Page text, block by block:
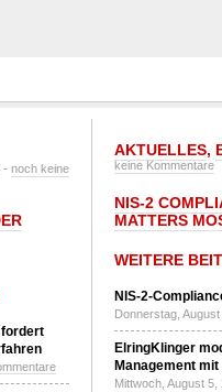
- noch keine
fordert
AKTUELLES,
keine Kommentare
NIS-2
MATTERS
WEITERE
NIS-2-
Donnerstag,
ElringKlinger
Management
Mittwoch, August